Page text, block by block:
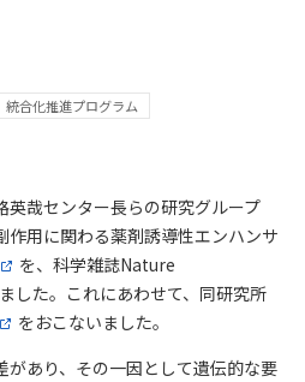
統合化推進プログラム
哉センター長らの研究グループ
作用に関わる薬剤誘導性エンハンサ
を、科学雑誌Nature
た。これにあわせて、同研究所
をおこないました。
があり、その一因として遺伝的な要